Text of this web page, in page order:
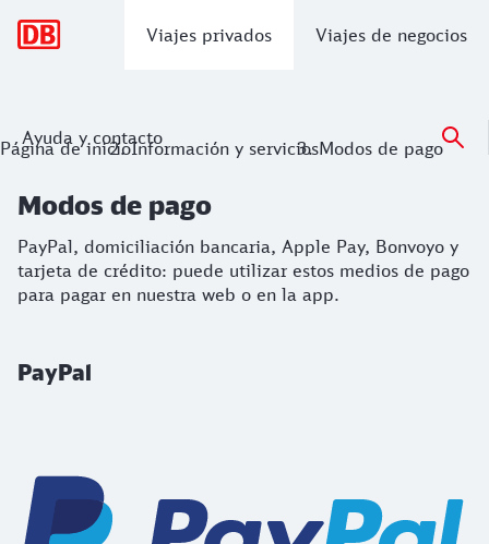
Viajes privados Viajes de negocios
Ayuda y contacto
Modos de pago
Página de inicioInformación y serviciosModos de pago
Modos de pago
PayPal, domiciliación bancaria, Apple Pay, Bonvoyo y
tarjeta de crédito: puede utilizar estos medios de pago
para pagar en nuestra web o en la app.
PayPal